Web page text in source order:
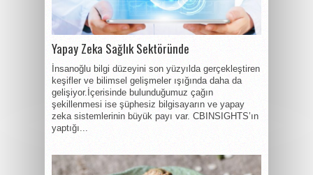
Yapay Zeka Sağlık Sektöründe
İnsanoğlu bilgi düzeyini son yüzyılda gerçekleştiren
keşifler ve bilimsel gelişmeler ışığında daha da
gelişiyor.İçerisinde bulunduğumuz çağın
şekillenmesi ise şüphesiz bilgisayarın ve yapay
zeka sistemlerinin büyük payı var. CBINSIGHTS’ın
yaptığı...